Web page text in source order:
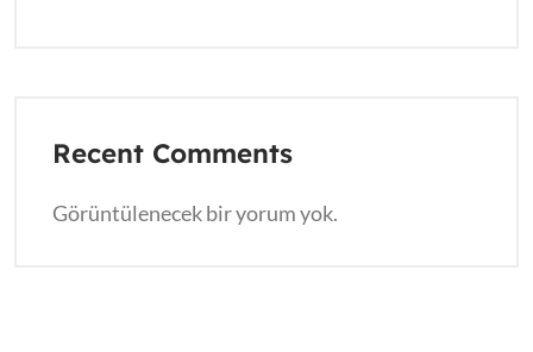
Recent Comments
Görüntülenecek bir yorum yok.